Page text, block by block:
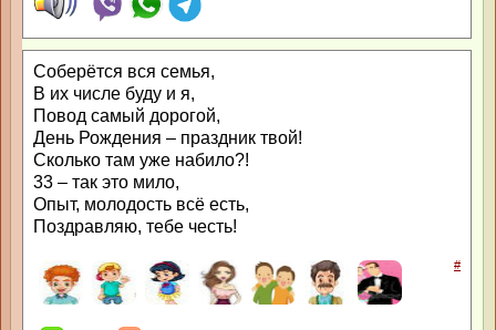
Соберётся вся семья,
В их числе буду и я,
Повод самый дорогой,
День Рождения – праздник твой!
Сколько там уже набило?!
33 – так это мило,
Опыт, молодость всё есть,
Поздравляю, тебе честь!
#